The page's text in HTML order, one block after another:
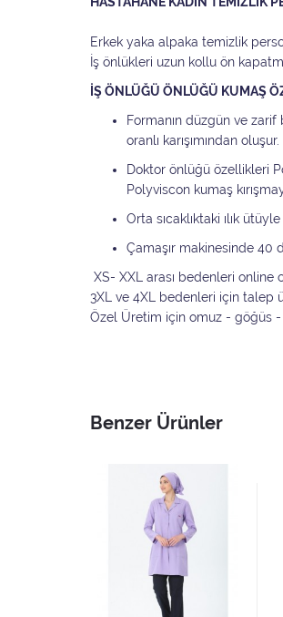
Erkek yaka alpaka temizlik
İş önlükleri uzun kollu ön
İŞ ÖNLÜĞÜ ÖNLÜĞÜ KUMAŞ
Formanın düzgün ve
oranlı karışımından oluşur.
Doktor önlüğü özellikleri
Polyviscon kumaş
Orta sıcaklıktaki ılık
Çamaşır makinesinde 40
XS- XXL arası bedenleri online
3XL ve 4XL bedenleri için talep
Özel Üretim için omuz - göğüs -
Benzer Ürünler